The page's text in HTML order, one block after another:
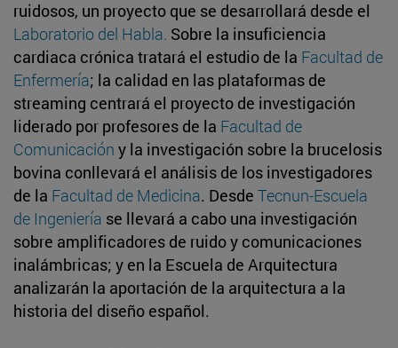
ruidosos, un proyecto que se desarrollará desde el
Laboratorio del Habla. Sobre la insuficiencia
cardiaca crónica tratará el estudio de la Facultad de
Enfermería; la calidad en las plataformas de
streaming centrará el proyecto de investigación
liderado por profesores de la Facultad de
Comunicación y la investigación sobre la brucelosis
bovina conllevará el análisis de los investigadores
de la Facultad de Medicina. Desde Tecnun-Escuela
de Ingeniería se llevará a cabo una investigación
sobre amplificadores de ruido y comunicaciones
inalámbricas; y en la Escuela de Arquitectura
analizarán la aportación de la arquitectura a la
historia del diseño español.